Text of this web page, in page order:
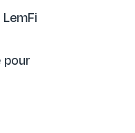
pour